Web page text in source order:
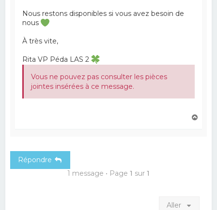
Nous restons disponibles si vous avez besoin de
nous
À très vite,
Rita VP Péda LAS 2
Vous ne pouvez pas consulter les pièces
jointes insérées à ce message.
Répondre
1 message • Page 1 sur 1
Aller